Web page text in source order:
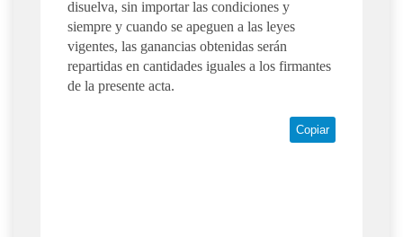
disuelva, sin importar las condiciones y
siempre y cuando se apeguen a las leyes
vigentes, las ganancias obtenidas serán
repartidas en cantidades iguales a los firmantes
de la presente acta.
Copiar